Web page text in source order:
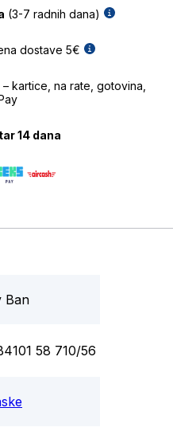
(3-7 radnih dana)
dostave 5€
– kartice, na rate, gotovina,
14 dana
Ban
58 710/56